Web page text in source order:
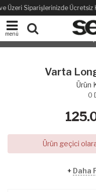
Üzeri Siparişlerinizde Ücretsiz
menü
Varta
Ürün
0
Ürün geçici
+ Daha